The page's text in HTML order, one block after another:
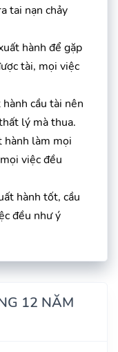
tai nạn chảy
hành để gặp
tài, mọi việc
hành cầu tài nên
lý mà thua.
hành làm mọi
việc đều
hành tốt, cầu
đều như ý
12 NĂM